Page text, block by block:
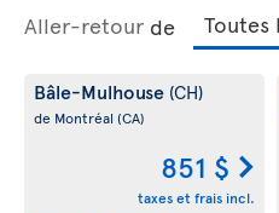
Aller-retour de
Bâle-Mulhouse (CH)
de Montréal (CA)
851 $
taxes et frais incl.